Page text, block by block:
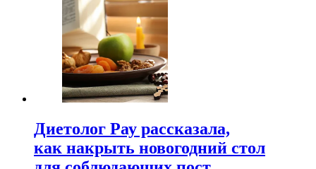
Диетолог Рау рассказала,
как накрыть новогодний стол